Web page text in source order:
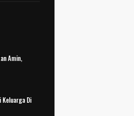
Amin,
Keluarga Di